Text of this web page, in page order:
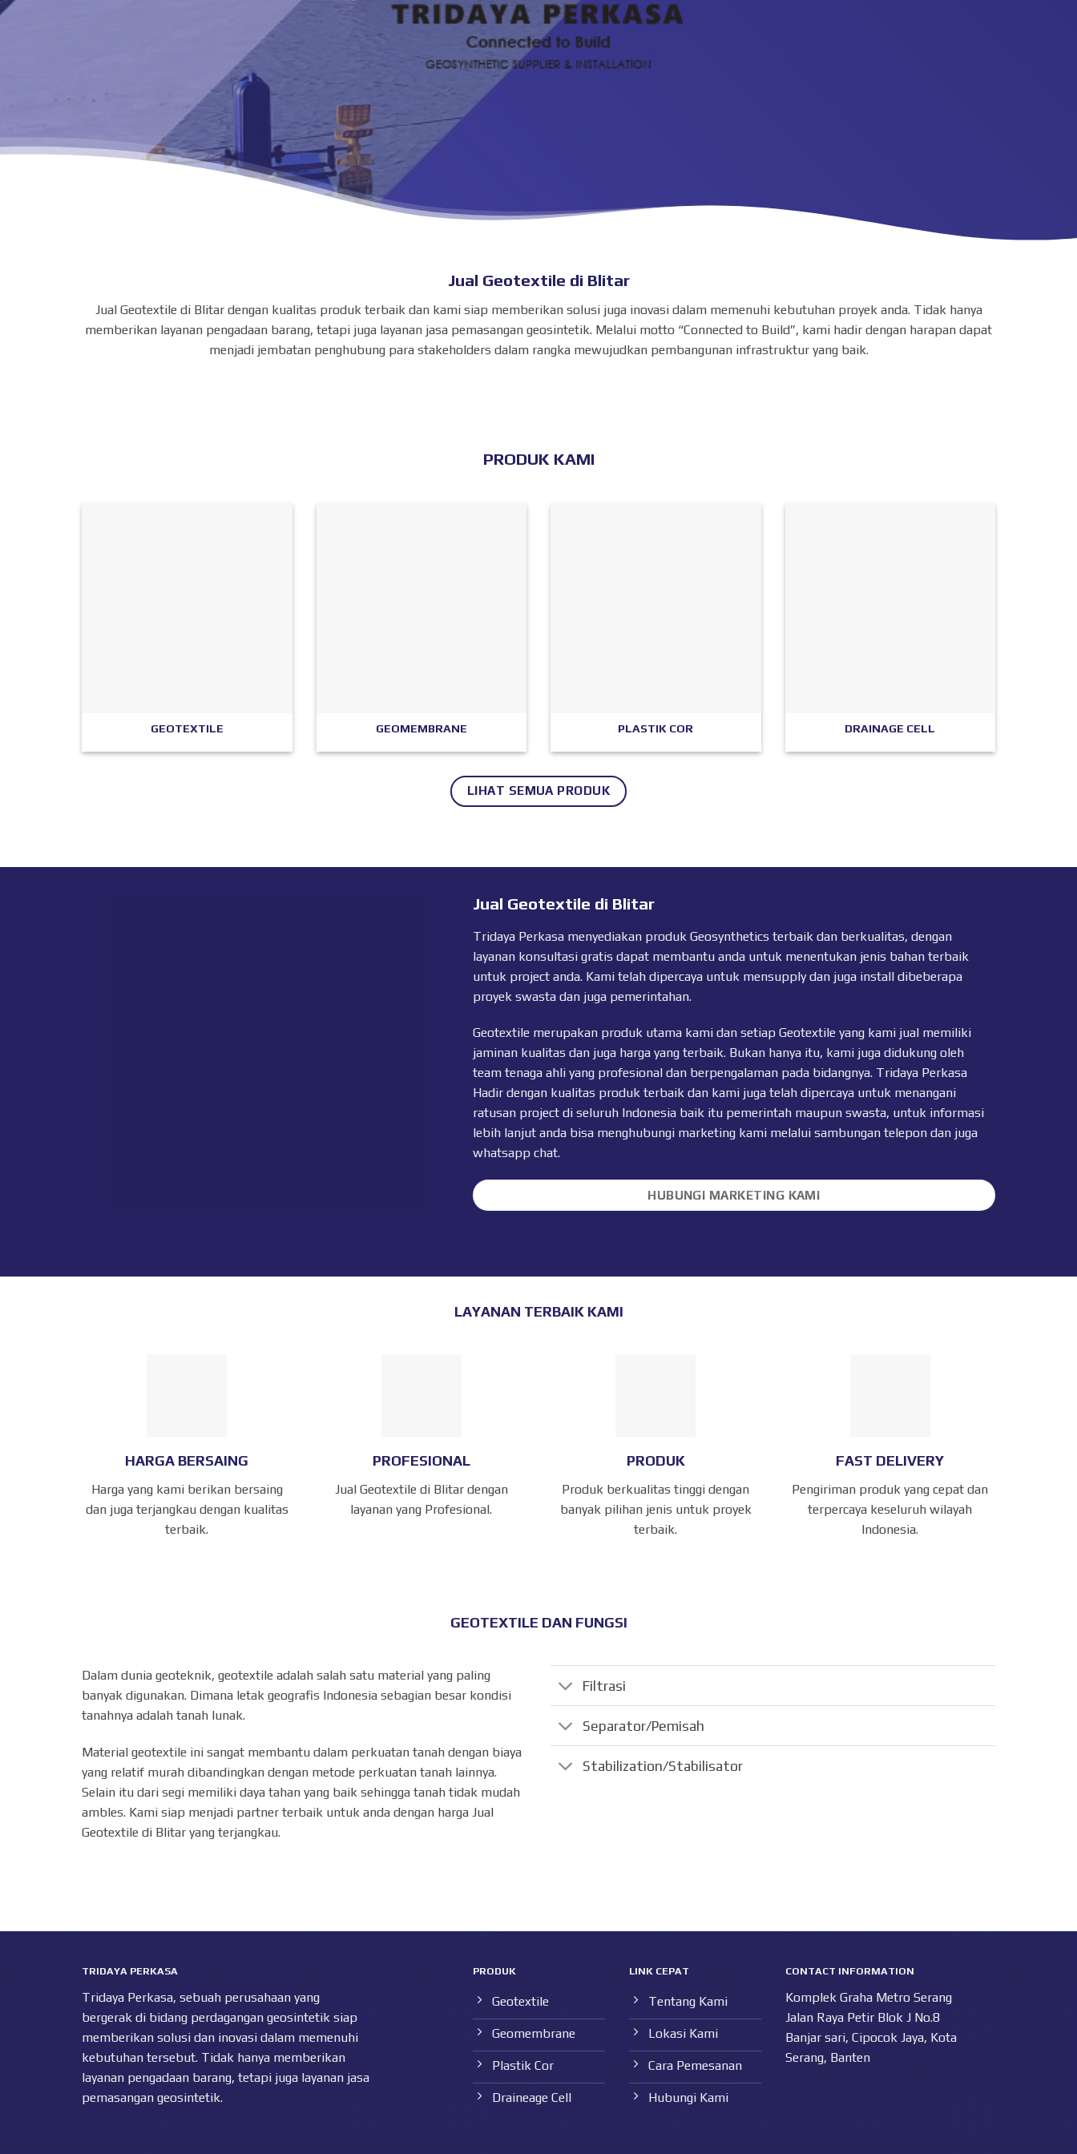
Jual Geotextile di Blitar
Jual Geotextile di Blitar dengan kualitas produk terbaik dan kami siap memberikan solusi juga inovasi dalam memenuhi kebutuhan proyek anda. Tidak hanya
memberikan layanan pengadaan barang, tetapi juga layanan jasa pemasangan geosintetik. Melalui motto “Connected to Build”, kami hadir dengan harapan dapat
menjadi jembatan penghubung para stakeholders dalam rangka mewujudkan pembangunan infrastruktur yang baik.
PRODUK KAMI
GEOTEXTILE GEOMEMBRANE PLASTIK COR DRAINAGE CELL
LIHAT SEMUA PRODUK
Jual Geotextile di Blitar
Tridaya Perkasa menyediakan produk Geosynthetics terbaik dan berkualitas, dengan
layanan konsultasi gratis dapat membantu anda untuk menentukan jenis bahan terbaik
untuk project anda. Kami telah dipercaya untuk mensupply dan juga install dibeberapa
proyek swasta dan juga pemerintahan.
Geotextile merupakan produk utama kami dan setiap Geotextileyang kami jual memiliki
jaminan kualitas dan juga harga yang terbaik. Bukan hanya itu, kami juga didukung oleh
team tenaga ahli yang profesional dan berpengalaman pada bidangnya. Tridaya Perkasa
Hadir dengan kualitas produk terbaik dan kami juga telah dipercaya untuk menangani
ratusan project di seluruh Indonesia baik itu pemerintah maupun swasta, untuk informasi
lebih lanjut anda bisa menghubungi marketing kami melalui sambungan telepon dan juga
whatsapp chat.
HUBUNGI MARKETING KAMI
LAYANAN TERBAIK KAMI
HARGA BERSAING
Harga yang kami berikan bersaing
dan juga terjangkau dengan kualitas
terbaik.
PROFESIONAL
Jual Geotextile di Blitar dengan
layanan yang Profesional.
PRODUK
Produk berkualitas tinggi dengan
banyak pilihan jenis untuk proyek
terbaik.
FAST DELIVERY
Pengiriman produk yang cepat dan
terpercaya keseluruh wilayah
Indonesia.
GEOTEXTILE DAN FUNGSI
Dalam dunia geoteknik, geotextile adalah salah satu material yang paling
banyak digunakan. Dimana letak geografis Indonesia sebagian besar kondisi
tanahnya adalah tanah lunak.
Material geotextile ini sangat membantu dalam perkuatan tanah dengan biaya
yang relatif murah dibandingkan dengan metode perkuatan tanah lainnya.
Selain itu dari segi memiliki daya tahan yang baik sehingga tanah tidak mudah
ambles. Kami siap menjadi partner terbaik untuk anda dengan harga Jual
Geotextile di Blitar yang terjangkau.
Filtrasi
Separator/Pemisah
Stabilization/Stabilisator
TRIDAYA PERKASA
Tridaya Perkasa, sebuah perusahaan yang
bergerak di bidang perdagangan geosintetik siap
memberikan solusi dan inovasi dalam memenuhi
kebutuhan tersebut. Tidak hanya memberikan
layanan pengadaan barang, tetapi juga layanan jasa
pemasangan geosintetik.
PRODUK
Geotextile
Geomembrane
Plastik Cor
Draineage Cell
LINK CEPAT
Tentang Kami
Lokasi Kami
Cara Pemesanan
Hubungi Kami
CONTACT INFORMATION
Komplek Graha Metro Serang
Jalan Raya Petir Blok J No.8
Banjar sari, Cipocok Jaya, Kota
Serang, Banten